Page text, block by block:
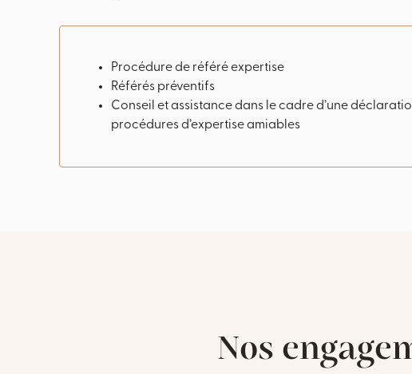
Procédure de référé expertise
Référés préventifs
Conseil et assistance dans le cadre d’une
procédures d’expertise amiables
Nos